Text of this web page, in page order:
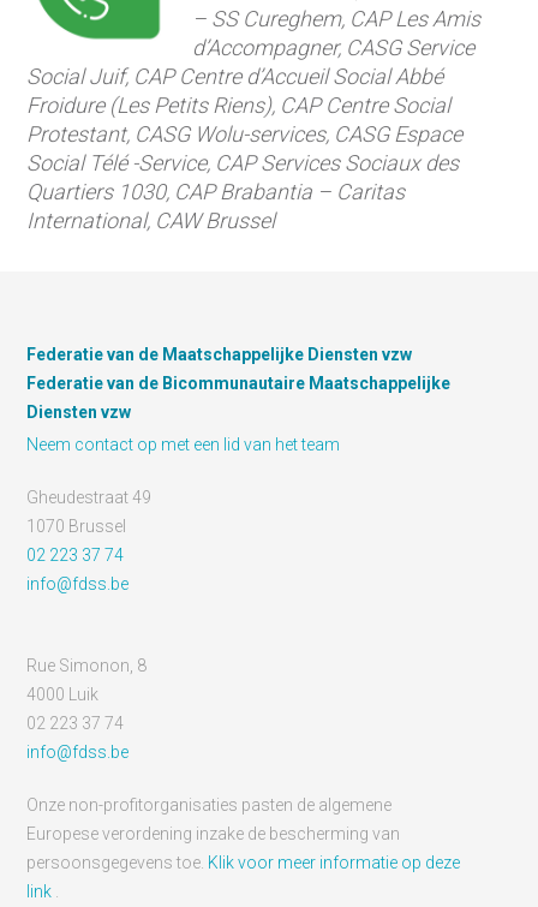
– SS Cureghem, CAP Les Amis
d’Accompagner, CASG Service
Social Juif, CAP Centre d’Accueil Social Abbé
Froidure (Les Petits Riens), CAP Centre Social
Protestant, CASG Wolu-services, CASG Espace
Social Télé -Service, CAP Services Sociaux des
Quartiers 1030, CAP Brabantia – Caritas
International, CAW Brussel
Federatie van de Maatschappelijke Diensten vzw
Federatie van de Bicommunautaire Maatschappelijke
Diensten vzw
Neem contact op met een lid van het team
Gheudestraat 49
1070 Brussel
02 223 37 74
info@fdss.be
Rue Simonon, 8
4000 Luik
02 223 37 74
info@fdss.be
Onze non-profitorganisaties pasten de algemene
Europese verordening inzake de bescherming van
persoonsgegevens toe. Klik voor meer informatie op deze
link